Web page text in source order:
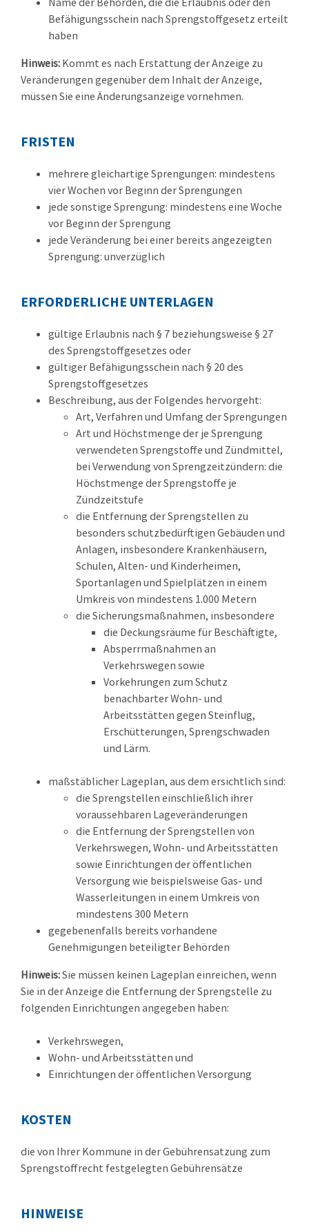
Befähigungsschein nach Sprengstoffgesetz erteilt
haben
Hinweis: Kommt es nach Erstattung der Anzeige zu
Veränderungen gegenüber dem Inhalt der Anzeige,
müssen Sie eine Änderungsanzeige vornehmen.
FRISTEN
mehrere gleichartige Sprengungen: mindestens
vier Wochen vor Beginn der Sprengungen
jede sonstige Sprengung: mindestens eine Woche
vor Beginn der Sprengung
jede Veränderung bei einer bereits angezeigten
Sprengung: unverzüglich
ERFORDERLICHE UNTERLAGEN
gültige Erlaubnis nach § 7 beziehungsweise § 27
des Sprengstoffgesetzes oder
gültiger Befähigungsschein nach § 20 des
Sprengstoffgesetzes
Beschreibung, aus der Folgendes hervorgeht:
Art, Verfahren und Umfang der Sprengungen
Art und Höchstmenge der je Sprengung
verwendeten Sprengstoffe und Zündmittel,
bei Verwendung von Sprengzeitzündern: die
Höchstmenge der Sprengstoffe je
Zündzeitstufe
die Entfernung der Sprengstellen zu
besonders schutzbedürftigen Gebäuden und
Anlagen, insbesondere Krankenhäusern,
Schulen, Alten- und Kinderheimen,
Sportanlagen und Spielplätzen in einem
Umkreis von mindestens 1.000 Metern
die Sicherungsmaßnahmen, insbesondere
die Deckungsräume für Beschäftigte,
Absperrmaßnahmen an
Verkehrswegen sowie
Vorkehrungen zum Schutz
benachbarter Wohn- und
Arbeitsstätten gegen Steinflug,
Erschütterungen, Sprengschwaden
und Lärm.
maßstäblicher Lageplan, aus dem ersichtlich sind:
die Sprengstellen einschließlich ihrer
voraussehbaren Lageveränderungen
die Entfernung der Sprengstellen von
Verkehrswegen, Wohn- und Arbeitsstätten
sowie Einrichtungen der öffentlichen
Versorgung wie beispielsweise Gas- und
Wasserleitungen in einem Umkreis von
mindestens 300 Metern
gegebenenfalls bereits vorhandene
Genehmigungen beteiligter Behörden
Hinweis:Sie müssen keinen Lageplan einreichen, wenn
Sie in der Anzeige die Entfernung der Sprengstelle zu
folgenden Einrichtungen angegeben haben:
Verkehrswegen,
Wohn- und Arbeitsstätten und
Einrichtungen der öffentlichen Versorgung
KOSTEN
die von Ihrer Kommune in der Gebührensatzung zum
Sprengstoffrecht festgelegten Gebührensätze
HINWEISE